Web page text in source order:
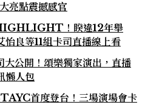
亮點震撼感官
！睽違12年舉
怡良等11組卡司直播線上看
公開！頌樂獨家演出，直播
懶人包
首度登台！三場演場會卡